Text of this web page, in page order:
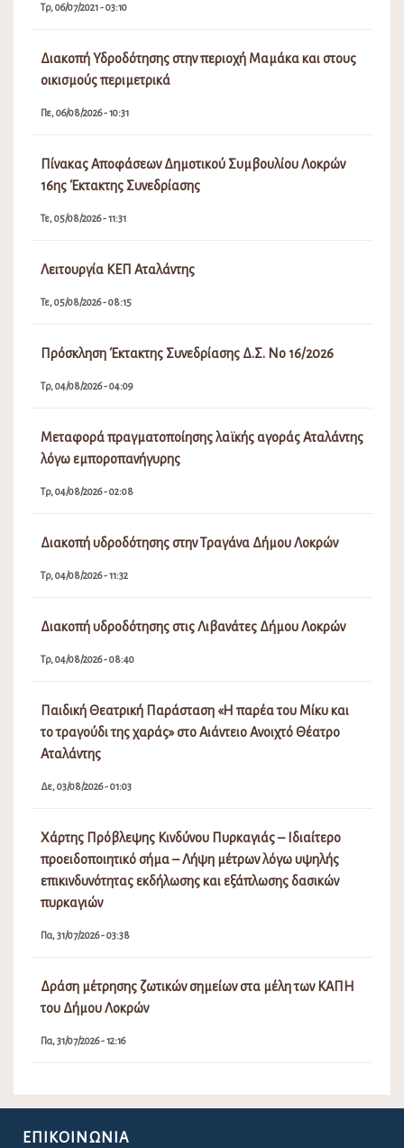
Τρ, 06/07/2021 - 03:10
Διακοπή Υδροδότησης στην περιοχή Μαμάκα και στους
οικισμούς περιμετρικά
Πε, 06/08/2026 - 10:31
Πίνακας Αποφάσεων Δημοτικού Συμβουλίου Λοκρών
16ης Έκτακτης Συνεδρίασης
Τε, 05/08/2026 - 11:31
Λειτουργία ΚΕΠ Αταλάντης
Τε, 05/08/2026 - 08:15
Πρόσκληση Έκτακτης Συνεδρίασης Δ.Σ. Νο 16/2026
Τρ, 04/08/2026 - 04:09
Μεταφορά πραγματοποίησης λαϊκής αγοράς Αταλάντης
λόγω εμποροπανήγυρης
Τρ, 04/08/2026 - 02:08
Διακοπή υδροδότησης στην Τραγάνα Δήμου Λοκρών
Τρ, 04/08/2026 - 11:32
Διακοπή υδροδότησης στις Λιβανάτες Δήμου Λοκρών
Τρ, 04/08/2026 - 08:40
Παιδική Θεατρική Παράσταση «Η παρέα του Μίκυ και
το τραγούδι της χαράς» στο Αιάντειο Ανοιχτό Θέατρο
Αταλάντης
Δε, 03/08/2026 - 01:03
Χάρτης Πρόβλεψης Κινδύνου Πυρκαγιάς – Ιδιαίτερο
προειδοποιητικό σήμα – Λήψη μέτρων λόγω υψηλής
επικινδυνότητας εκδήλωσης και εξάπλωσης δασικών
πυρκαγιών
Πα, 31/07/2026 - 03:38
Δράση μέτρησης ζωτικών σημείων στα μέλη των ΚΑΠΗ
του Δήμου Λοκρών
Πα, 31/07/2026 - 12:16
ΕΠΙΚΟΙΝΩΝΊΑ